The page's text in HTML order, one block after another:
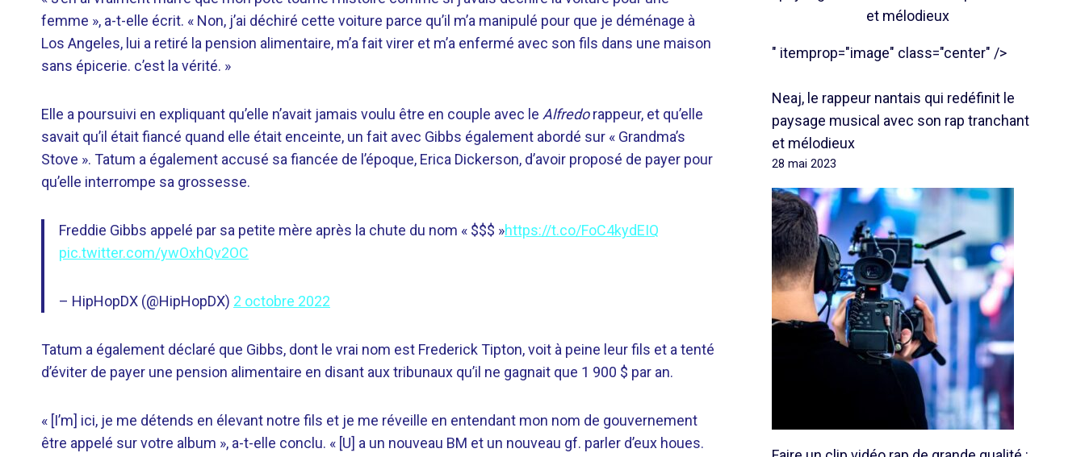
femme », a-t-elle écrit. « Non, j’ai déchiré cette voiture parce qu’il m’a manipulé pour que je déménage à
Los Angeles, lui a retiré la pension alimentaire, m’a fait virer et m’a enfermé avec son fils dans une maison
sans épicerie. c’est la vérité. »
Elle a poursuivi en expliquant qu’elle n’avait jamais voulu être en couple avec le Alfredorappeur, et qu’elle
savait qu’il était fiancé quand elle était enceinte, un fait avec Gibbs également abordé sur « Grandma’s
Stove ». Tatum a également accusé sa fiancée de l’époque, Erica Dickerson, d’avoir proposé de payer pour
qu’elle interrompe sa grossesse.
Freddie Gibbs appelé par sa petite mère après la chute du nom « $$$ »https://t.co/FoC4kydEIQ
pic.twitter.com/ywOxhQv2OC
– HipHopDX (@HipHopDX) 2 octobre 2022
Tatum a également déclaré que Gibbs, dont le vrai nom est Frederick Tipton, voit à peine leur fils et a tenté
d’éviter de payer une pension alimentaire en disant aux tribunaux qu’il ne gagnait que 1 900 $ par an.
« [I’m] ici, je me détends en élevant notre fils et je me réveille en entendant mon nom de gouvernement
être appelé sur votre album », a-t-elle conclu. « [U] a un nouveau BM et un nouveau gf. parler d’eux houes.
et mélodieux
" itemprop="image" class="center" />
Neaj, le rappeur nantais qui redéfinit le
paysage musical avec son rap tranchant
et mélodieux
28 mai 2023